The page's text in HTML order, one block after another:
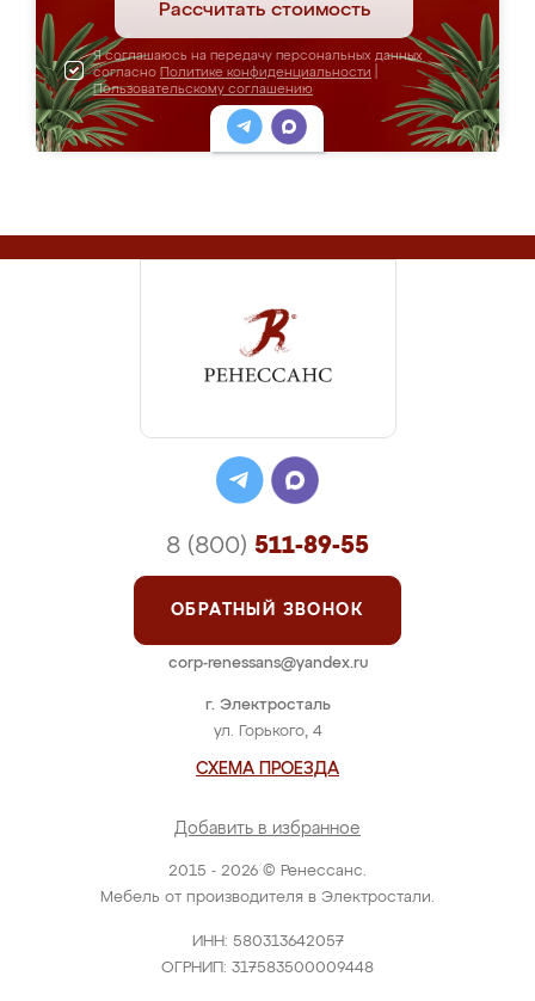
Рассчитать стоимость
Я соглашаюсь на передачу персональных данных
согласно Политике конфиденциальности
Пользовательскому соглашению
2015 - 2026 © Ренессанс.
Мебель от производителя в Электростали.
ИНН: 580313642057
ОГРНИП: 317583500009448
г. Электросталь
ул. Горького, 4
СХЕМА ПРОЕЗДА
Добавить в избранное
8 (800) 511-89-55
ОБРАТНЫЙ ЗВОНОК
corp-renessans@yandex.ru